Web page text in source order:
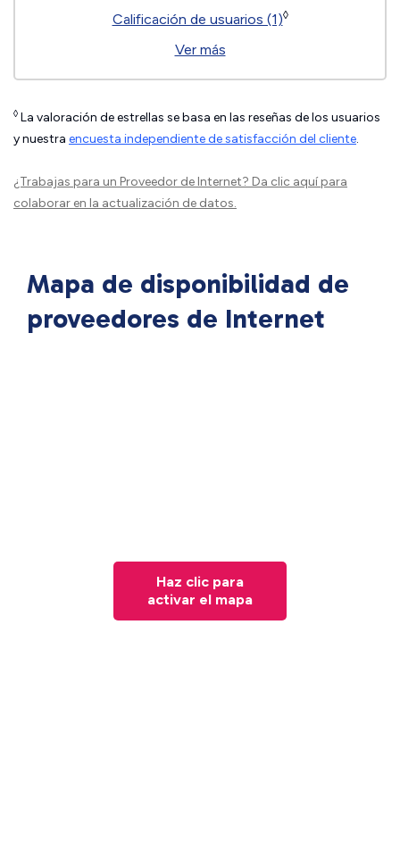
Calificación de usuarios (1)◊
Ver más
◊ La valoración de estrellas se basa en las reseñas de los usuarios
y nuestra encuesta independiente de satisfacción del cliente.
¿Trabajas para un Proveedor de Internet? Da clic aquípara
colaborar en la actualización de datos.
Mapa de disponibilidad de
proveedores de Internet
Haz clic para
activar el mapa